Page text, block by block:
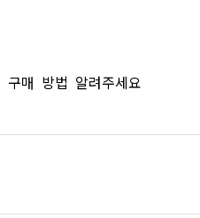
매 방법 알려주세요